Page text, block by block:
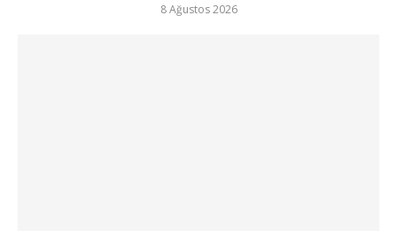
8 Ağustos 2026